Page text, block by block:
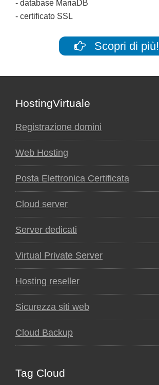
- database MariaDB
- certificato SSL
Scopri di più!
Footer
HostingVirtuale
Registrazione domini
Web Hosting
Posta Elettronica Certificata
Cloud server
Server dedicati
Virtual Private Server
Hosting reseller
Sicurezza siti web
Cloud Backup
Tag Cloud